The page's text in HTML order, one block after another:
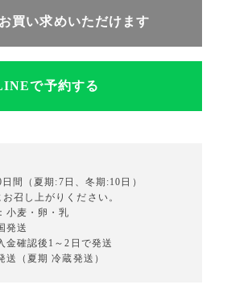
買い求めいただけます
で予約する
間（夏期:7日、冬期:10日）
召し上がりください。
小麦・卵・乳
発送
確認後1～2日で発送
（夏期 冷蔵発送）